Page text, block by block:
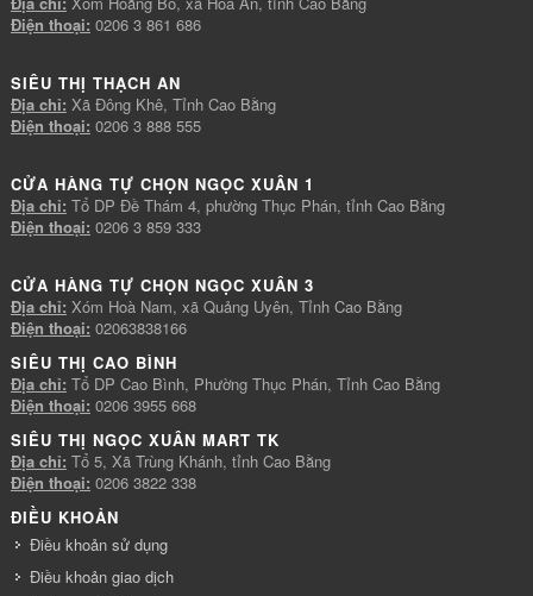
Điện thoại: 0206 3 861 686
SIÊU THỊ THẠCH AN
Địa chỉ: Xã Đông Khê, Tỉnh Cao Bằng
Điện thoại: 0206 3 888 555
CỬA HÀNG TỰ CHỌN NGỌC XUÂN 1
Địa chỉ: Tổ DP Đề Thám 4, phường Thục Phán, tỉnh Cao Bằng
Điện thoại: 0206 3 859 333
CỬA HÀNG TỰ CHỌN NGỌC XUÂN 3
Địa chỉ: Xóm Hoà Nam, xã Quảng Uyên, Tỉnh Cao Bằng
Điện thoại: 02063838166
SIÊU THỊ CAO BÌNH
Địa chỉ: Tổ DP Cao Bình, Phường Thục Phán, Tỉnh Cao Bằng
Điện thoại: 0206 3955 668
SIÊU THỊ NGỌC XUÂN MART TK
Địa chỉ: Tổ 5, Xã Trùng Khánh, tỉnh Cao Bằng
Điện thoại: 0206 3822 338
ĐIỀU KHOẢN
Điều khoản sử dụng
Điều khoản giao dịch